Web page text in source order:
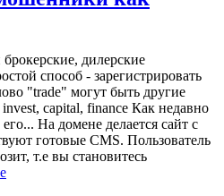
дилерские
способ - зарегистрировать
"trade" могут быть другие
capital, finance Как недавно
На домене делается сайт с
готовые CMS. Пользователь
т.е вы становитесь